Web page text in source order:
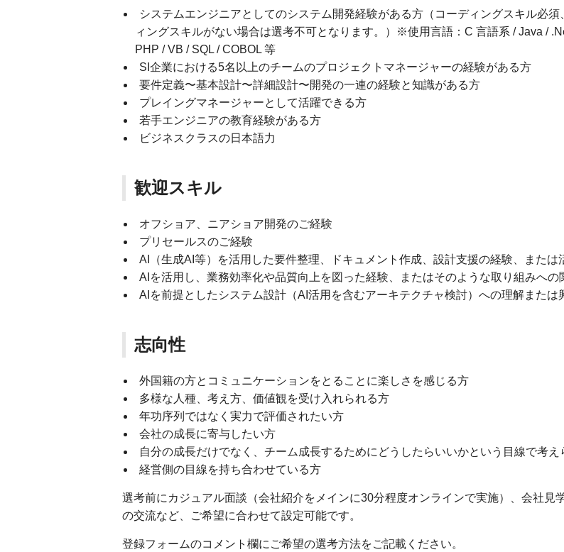
システムエンジニアとしてのシステム開発経験がある方（コーディングスキル必須
ィングスキルがない場合は選考不可となります。）※使用言語：C 言語系 / Java /
PHP / VB / SQL / COBOL 等
SI企業における5名以上のチームのプロジェクトマネージャーの経験がある方
要件定義〜基本設計〜詳細設計〜開発の一連の経験と知識がある方
プレイングマネージャーとして活躍できる方
若手エンジニアの教育経験がある方
ビジネスクラスの日本語力
歓迎スキル
オフショア、ニアショア開発のご経験
プリセールスのご経験
AI（生成AI等）を活用した要件整理、ドキュメント作成、設計支援の経験、または
AIを活用し、業務効率化や品質向上を図った経験、またはそのような取り組みへの
AIを前提としたシステム設計（AI活用を含むアーキテクチャ検討）への理解または
志向性
外国籍の方とコミュニケーションをとることに楽しさを感じる方
多様な人種、考え方、価値観を受け入れられる方
年功序列ではなく実力で評価されたい方
会社の成長に寄与したい方
自分の成長だけでなく、チーム成長するためにどうしたらいいかという目線で考え
経営側の目線を持ち合わせている方
選考前にカジュアル面談（会社紹介をメインに30分程度オンラインで実施）、会社見
の交流など、ご希望に合わせて設定可能です。
登録フォームのコメント欄にご希望の選考方法をご記載ください。